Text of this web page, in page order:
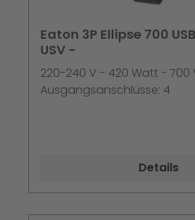
Eaton 3P Ellipse 700
USV -
220-240 V - 420 Watt - 700
Ausgangsanschlüsse: 4
Details